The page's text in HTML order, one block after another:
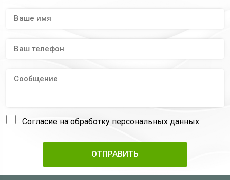
Согласие на обработку персональных данных